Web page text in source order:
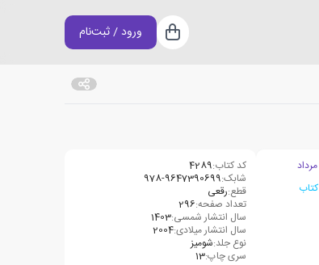
سبد خرید
ورود / ثبت‌نام
کد کتاب:4289
شابک:978-9647390699
قطع:رقعی
تعداد صفحه:296
سال انتشار شمسی:1403
سال انتشار میلادی:2004
نوع جلد:شومیز
سری چاپ:13